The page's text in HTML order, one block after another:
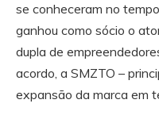
se conheceram no
ganhou como sócio o
dupla de
acordo, a SMZTO –
expansão da marca em